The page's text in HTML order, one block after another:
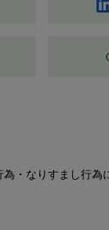
・なりすまし行為